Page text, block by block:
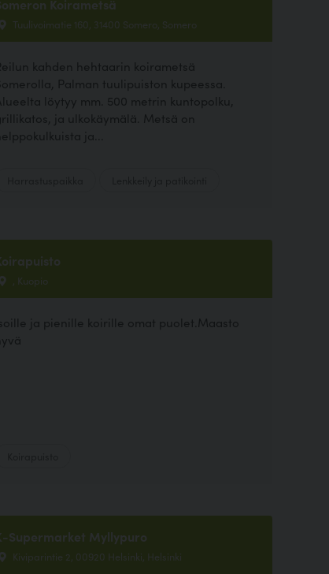
Koirametsä
Tuulivoimatie 160, 31400 Somero, Somero
kahden hehtaarin koirametsä
Palman tuulipuiston kupeessa.
löytyy mm. 500 metrin kuntopolku,
ja ulkokäymälä. Metsä on
helppokulkuista ja...
, Kuopio
Isoille ja pienille koirille omat puolet.Maasto
hyvä
Supermarket Myllypuro
Kiviparintie 2, 00920 Helsinki, Helsinki